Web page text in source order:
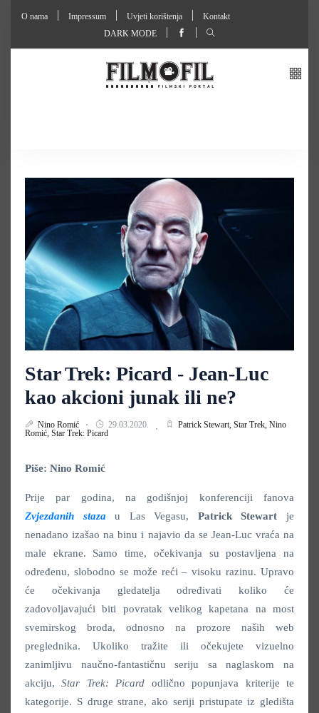
O nama Impressum Uvjeti korištenja
Kontakt
DARK MODE
Star Trek: Picard - Jean-Luc
kao akcioni junak ili ne?
Nino Romić 29.03.2020. Patrick Stewart, Star Trek, Nino
Romić, Star Trek: Picard
Piše: Nino Romić
Prije par godina, na godišnjoj konferenciji fanova
Zvjezdanih staza u Las Vegasu, Patrick Stewart je
nenadano izašao na binu i najavio da se Jean-Luc vraća na
male ekrane. Samo time, očekivanja su postavljena na
određenu, slobodno se može reći – visoku razinu. Upravo
će očekivanja gledatelja određivati koliko će
zadovoljavajući biti povratak velikog kapetana na most
svemirskog broda, odnosno na prozore naših web
preglednika. Ukoliko tražite ili očekujete vizuelno
zanimljivu naučno-fantastičnu seriju sa naglaskom na
akciju,Star Trek: Picard odlično popunjava kriterije te
kategorije. S druge strane, ako seriji pristupate iz gledišta